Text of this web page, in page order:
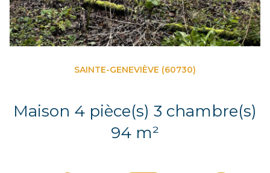
SAINTE-GENEVIÈVE (60730)
Maison 4 pièce(s) 3 chambre(s)
94 m²